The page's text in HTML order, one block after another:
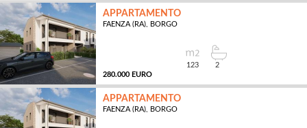
APPARTAMENTO
FAENZA (RA), BORGO
280.000 EURO
123 2
APPARTAMENTO
FAENZA (RA), BORGO